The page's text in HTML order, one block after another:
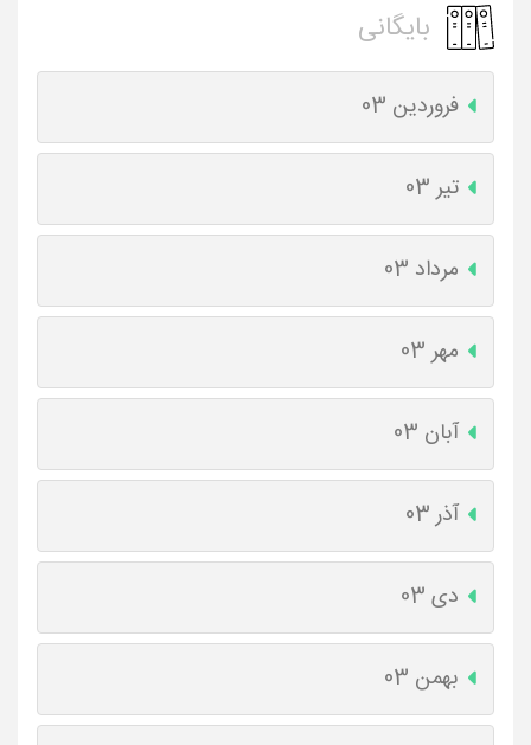
بایگانی
فروردین 03
تیر 03
مرداد 03
مهر 03
آبان 03
آذر 03
دی 03
بهمن 03